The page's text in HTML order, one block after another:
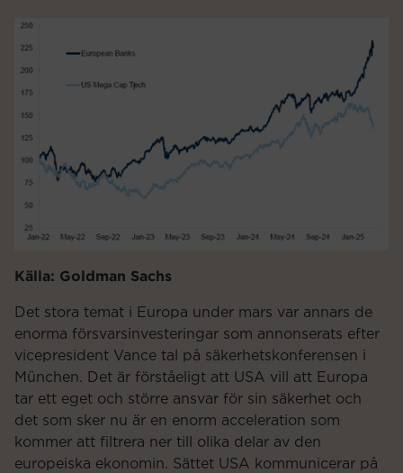
Källa: Goldman Sachs
Det stora temat i Europa under mars var annars de
enorma försvarsinvesteringar som annonserats efter
vicepresident Vance tal på säkerhetskonferensen i
München. Det är förståeligt att USA vill att Europa
tar ett eget och större ansvar för sin säkerhet och
det som sker nu är en enorm acceleration som
kommer att filtrera ner till olika delar av den
europeiska ekonomin. Sättet USA kommunicerar på